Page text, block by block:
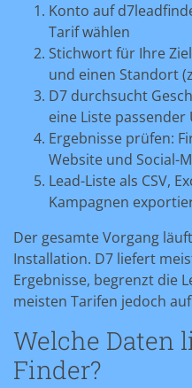
Konto auf
Tarif wählen
Stichwort für Ihre
und einen Standort
D7 durchsucht
eine Liste
Ergebnisse prüfen:
Website und Social-
Lead-Liste als CSV,
Kampagnen
Der gesamte Vorgang
Installation. D7 liefert
Ergebnisse, begrenzt die
meisten Tarifen jedoch
Welche Daten
Finder?